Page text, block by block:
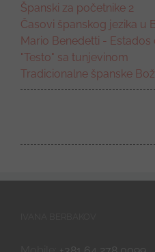
Španski za početnike 2
Časovi španskog jezika u
Mario Benedetti - Estados
"Testo" sa tunjevinom
Tradicionalne španske